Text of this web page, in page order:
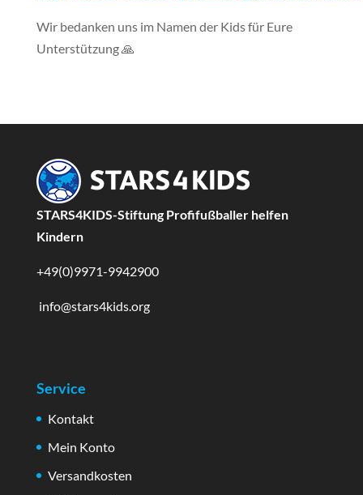
Wir bedanken uns im Namen der Kids für Eure
Unterstützung 🙏
STARS4KIDS-Stiftung Profifußballer helfen
Kindern
+49(0)9971-9942900
info@stars4kids.org
Service
Kontakt
Mein Konto
Versandkosten